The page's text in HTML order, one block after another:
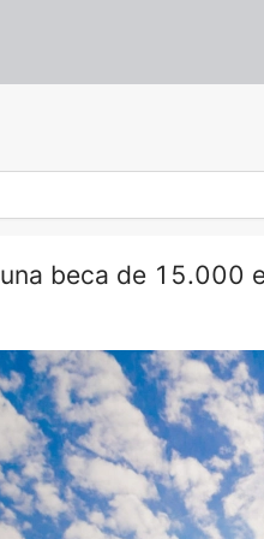
beca de 15.000